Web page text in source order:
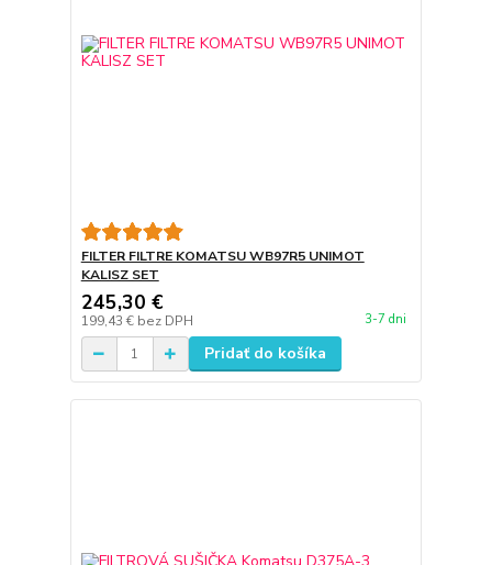
FILTER FILTRE KOMATSU WB97R5 UNIMOT
KALISZ SET
245,30 €
199,43 € bez DPH 3-7 dni
Pridať do košíka